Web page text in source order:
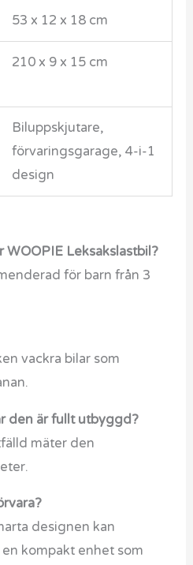
53 x 12 x 18 cm
210 x 9 x 15 cm
Biluppskjutare,
förvaringsgarage, 4-i-1
design
WOOPIE Leksakslastbil?
för barn från 3
vackra bilar som
den är fullt utbyggd?
mäter den
designen kan
kompakt enhet som